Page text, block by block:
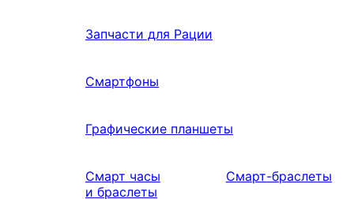
Запчасти для Рации
Смартфоны
Графические планшеты
Смарт часы
и браслеты
Смарт-браслеты